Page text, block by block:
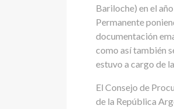
Bariloche) en el
Permanente
documentación
como así también
estuvo a cargo de
El Consejo de
de la República